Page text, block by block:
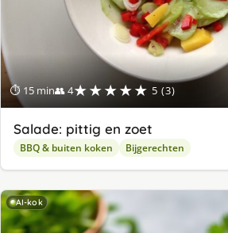
⏱ 15 min👥 4★★★★★ 5 (3)
Salade: pittig en zoet
BBQ & buiten koken Bijgerechten
AI-kok